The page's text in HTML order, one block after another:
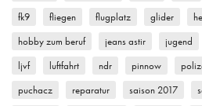
fk9
fliegen flugplatz glider
hobby zum beruf
jeans astir jugend
ljvf
luftfahrt ndr pinnow
puchacz
reparatur saison 2017